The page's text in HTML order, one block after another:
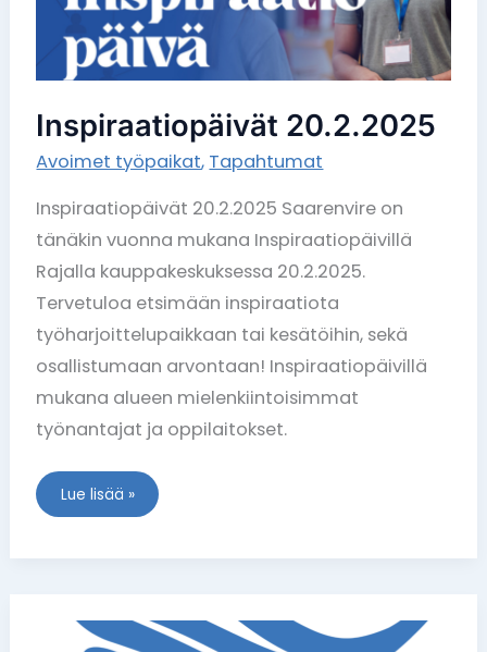
Inspiraatiopäivät 20.2.2025
Avoimet työpaikat, Tapahtumat
Inspiraatiopäivät 20.2.2025 Saarenvire on
tänäkin vuonna mukana Inspiraatiopäivillä
Rajalla kauppakeskuksessa 20.2.2025.
Tervetuloa etsimään inspiraatiota
työharjoittelupaikkaan tai kesätöihin, sekä
osallistumaan arvontaan! Inspiraatiopäivillä
mukana alueen mielenkiintoisimmat
työnantajat ja oppilaitokset.
Lue lisää »
AVH-
kävelykuntoutuskurssi